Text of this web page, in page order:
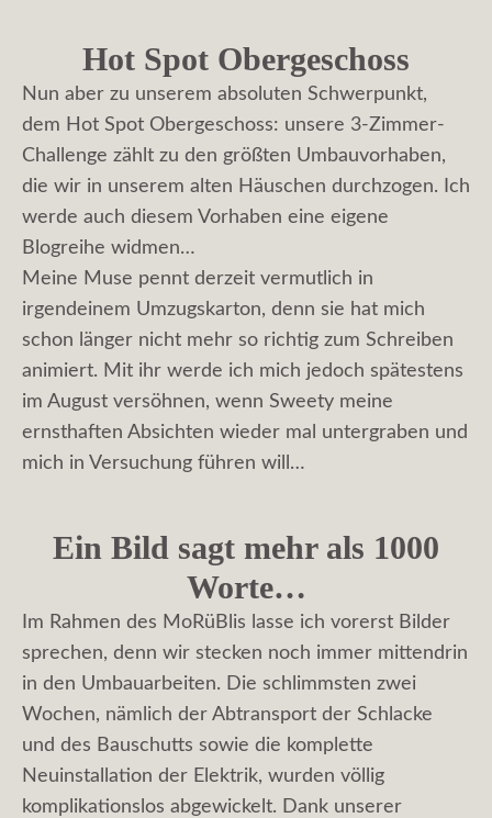
Hot Spot Obergeschoss
Nun aber zu unserem absoluten Schwerpunkt,
dem Hot Spot Obergeschoss: unsere 3-Zimmer-
Challenge zählt zu den größten Umbauvorhaben,
die wir in unserem alten Häuschen durchzogen. Ich
werde auch diesem Vorhaben eine eigene
Blogreihe widmen…
Meine Muse pennt derzeit vermutlich in
irgendeinem Umzugskarton, denn sie hat mich
schon länger nicht mehr so richtig zum Schreiben
animiert. Mit ihr werde ich mich jedoch spätestens
im August versöhnen, wenn Sweety meine
ernsthaften Absichten wieder mal untergraben und
mich in Versuchung führen will…
Ein Bild sagt mehr als 1000
Worte…
Im Rahmen des MoRüBlis lasse ich vorerst Bilder
sprechen, denn wir stecken noch immer mittendrin
in den Umbauarbeiten. Die schlimmsten zwei
Wochen, nämlich der Abtransport der Schlacke
und des Bauschutts sowie die komplette
Neuinstallation der Elektrik, wurden völlig
komplikationslos abgewickelt. Dank unserer